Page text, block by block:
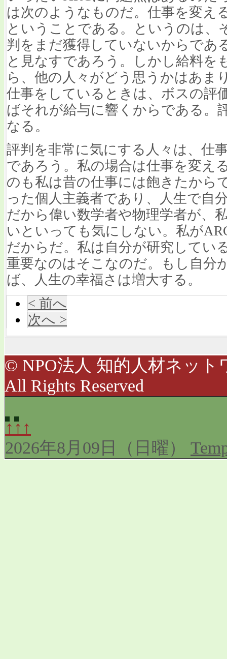
は次のようなものだ。仕事を変え
ということである。というのは、
判をまだ獲得していないからであ
と見なすであろう。しかし給料を
ら、他の人々がどう思うかはあま
仕事をしているときは、ボスの評
ばそれが給与に響くからである。
なる。
評判を非常に気にする人々は、仕
であろう。私の場合は仕事を変え
のも私は昔の仕事には飽きたから
った個人主義者であり、人生で自
だから偉い数学者や物理学者が、
いといっても気にしない。私が
だからだ。私は自分が研究してい
重要なのはそこなのだ。もし自分
ば、人生の幸福さは増大する。
< 前へ
次へ >
© NPO法人 知的人材ネット
All Rights Reserved
↑↑↑
2026年8月09日（日曜）